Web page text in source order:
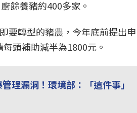
餘養豬約400多家。
要轉型的豬農，今年底前提出申
頭補助減半為1800元。
理漏洞！環境部：「這件事」